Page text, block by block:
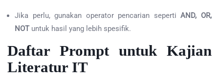
Jika perlu, gunakan operator pencarian sepertiAND, OR,
NOTuntuk hasil yang lebih spesifik.
Daftar Prompt untuk Kajian
Literatur IT